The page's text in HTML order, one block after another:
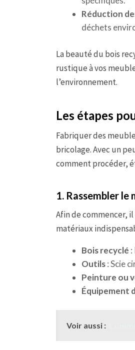
Réduction
déchets
La beauté du bois
rustique à vos
l’environnement.
Les étapes
Fabriquer des
bricolage. Avec un
comment procéder,
1. Rassembler le
Afin de commencer,
matériaux
Bois recyclé :
Outils: Scie
Peinture ou
Équipement
Voir aussi :